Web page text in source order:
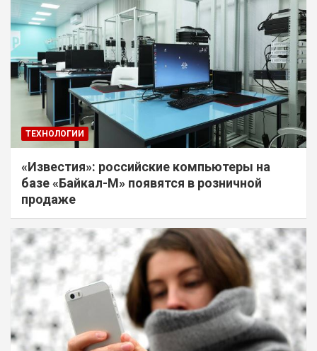
ТЕХНОЛОГИИ
«Известия»: российские компьютеры на
базе «Байкал-М» появятся в розничной
продаже